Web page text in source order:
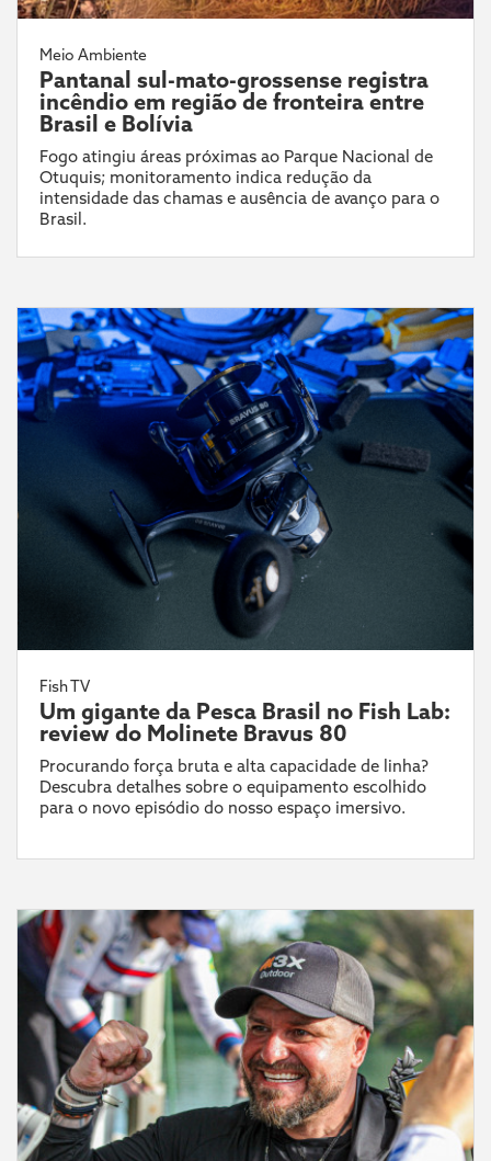
Meio Ambiente
Pantanal sul-mato-grossense registra
incêndio em região de fronteira entre
Brasil e Bolívia
Fogo atingiu áreas próximas ao Parque Nacional de
Otuquis; monitoramento indica redução da
intensidade das chamas e ausência de avanço para o
Brasil.
Fish TV
Um gigante da Pesca Brasil no Fish Lab:
review do Molinete Bravus 80
Procurando força bruta e alta capacidade de linha?
Descubra detalhes sobre o equipamento escolhido
para o novo episódio do nosso espaço imersivo.